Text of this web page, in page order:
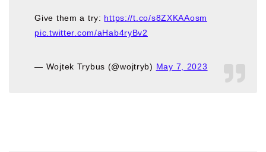
Give them a try: https://t.co/s8ZXKAAosm
pic.twitter.com/aHab4ryBv2
— Wojtek Trybus (@wojtryb) May 7, 2023